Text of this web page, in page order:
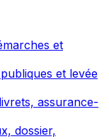
et
et levée
assurance-
dossier,